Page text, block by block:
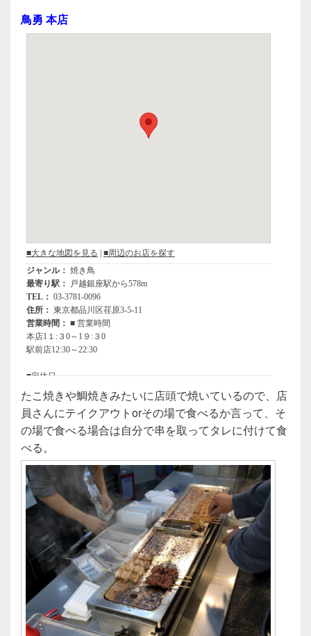
k
鳥勇 本店
たこ焼きや鯛焼きみたいに店頭で焼いているので、店
員さんにテイクアウトorその場で食べるか言って、そ
の場で食べる場合は自分で串を取ってタレに付けて食
べる。